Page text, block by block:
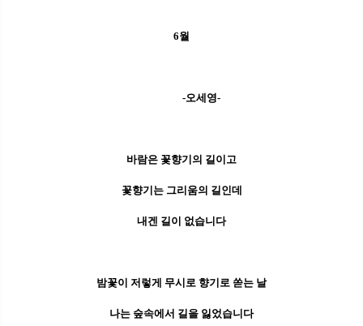
6월
-오세영-
바람은 꽃향기의 길이고
꽃향기는 그리움의 길인데
내겐 길이 없습니다
밤꽃이 저렇게 무시로 향기로 쏟는 날
나는 숲속에서 길을 잃었습니다